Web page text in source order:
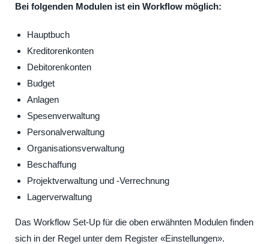
Bei folgenden Modulen ist ein Workflow möglich:
Hauptbuch
Kreditorenkonten
Debitorenkonten
Budget
Anlagen
Spesenverwaltung
Personalverwaltung
Organisationsverwaltung
Beschaffung
Projektverwaltung und -Verrechnung
Lagerverwaltung
Das Workflow Set-Up für die oben erwähnten Modulen finden
sich in der Regel unter dem Register «Einstellungen».